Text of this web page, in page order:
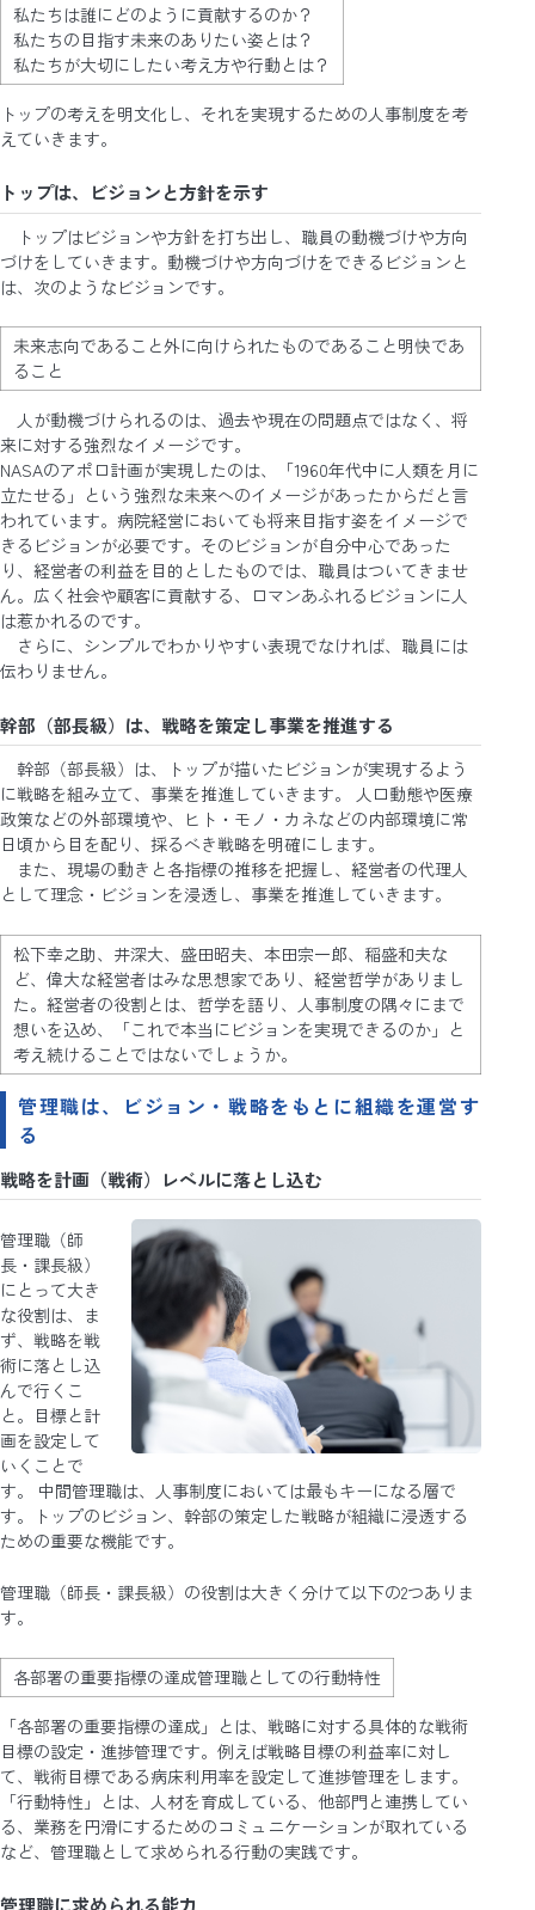
私たちは誰にどのように貢献するのか？
私たちの目指す未来のありたい姿とは？
私たちが大切にしたい考え方や行動とは？
トップの考えを明文化し、それを実現するための人事制度を考
えていきます。
トップは、ビジョンと方針を示す
トップはビジョンや方針を打ち出し、職員の動機づけや方向
づけをしていきます。動機づけや方向づけをできるビジョンと
は、次のようなビジョンです。
未来志向であること外に向けられたものであること明快であ
ること
人が動機づけられるのは、過去や現在の問題点ではなく、将
来に対する強烈なイメージです。
NASAのアポロ計画が実現したのは、「1960年代中に人類を月に
立たせる」という強烈な未来へのイメージがあったからだと言
われています。病院経営においても将来目指す姿をイメージで
きるビジョンが必要です。そのビジョンが自分中心であった
り、経営者の利益を目的としたものでは、職員はついてきませ
ん。広く社会や顧客に貢献する、ロマンあふれるビジョンに人
は惹かれるのです。
さらに、シンプルでわかりやすい表現でなければ、職員には
伝わりません。
幹部（部長級）は、戦略を策定し事業を推進する
幹部（部長級）は、トップが描いたビジョンが実現するよう
に戦略を組み立て、事業を推進していきます。 人口動態や医療
政策などの外部環境や、ヒト・モノ・カネなどの内部環境に常
日頃から目を配り、採るべき戦略を明確にします。
また、現場の動きと各指標の推移を把握し、経営者の代理人
として理念・ビジョンを浸透し、事業を推進していきます。
松下幸之助、井深大、盛田昭夫、本田宗一郎、稲盛和夫な
ど、偉大な経営者はみな思想家であり、経営哲学がありまし
た。経営者の役割とは、哲学を語り、人事制度の隅々にまで
想いを込め、「これで本当にビジョンを実現できるのか」と
考え続けることではないでしょうか。
管理職は、ビジョン・戦略をもとに組織を運営す
る
戦略を計画（戦術）レベルに落とし込む
管理職（師
長・課長級）
にとって大き
な役割は、ま
ず、戦略を戦
術に落とし込
んで行くこ
と。目標と計
画を設定して
いくことで
す。 中間管理職は、人事制度においては最もキーになる層で
す。トップのビジョン、幹部の策定した戦略が組織に浸透する
ための重要な機能です。
管理職（師長・課長級）の役割は大きく分けて以下の2つありま
す。
各部署の重要指標の達成管理職としての行動特性
「各部署の重要指標の達成」とは、戦略に対する具体的な戦術
目標の設定・進捗管理です。例えば戦略目標の利益率に対し
て、戦術目標である病床利用率を設定して進捗管理をします。
「行動特性」とは、人材を育成している、他部門と連携してい
る、業務を円滑にするためのコミュニケーションが取れている
など、管理職として求められる行動の実践です。
管理職に求められる能力